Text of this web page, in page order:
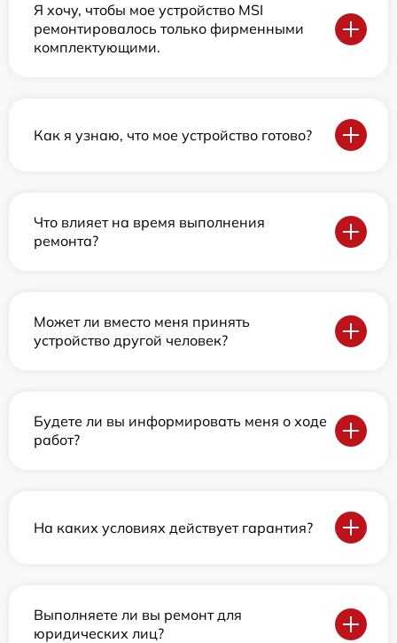
Я хочу, чтобы мое устройство MSI
ремонтировалось только фирменными
комплектующими.
Как я узнаю, что мое устройство готово?
Что влияет на время выполнения
ремонта?
Может ли вместо меня принять
устройство другой человек?
Будете ли вы информировать меня о ходе
работ?
На каких условиях действует гарантия?
Выполняете ли вы ремонт для
юридических лиц?